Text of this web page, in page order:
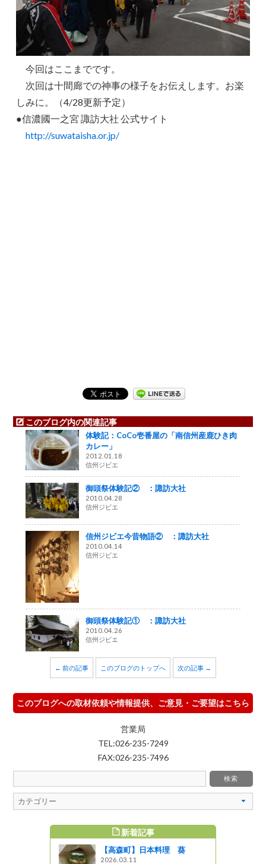
今回はここまでです。
次回は十間廊での神事の様子をお伝えします。お楽
しみに。（4/28更新予定）
●信濃國一之宮 諏訪大社 公式サイト
http://suwataisha.or.jp/
このブログ内の関連記事
体験記：CoCo壱番屋の「南信州産鹿ひき肉
カレー」
2012.01.18
信州ジビエ
御頭祭体験記② ：諏訪大社
2010.04.28
信州ジビエ
信州ジビエ今昔物語② ：諏訪大社
2010.04.14
信州ジビエ
御頭祭体験記① ：諏訪大社
2010.04.26
信州ジビエ
← 前の記事 このブログのトップへ 次の記事 →
このブログへの取材依頼や情報提供、ご意見・ご要望はこちら
営業局
TEL:026-235-7249
FAX:026-235-7496
新着記事
【高森町】日本料理 葵
2026.03.11